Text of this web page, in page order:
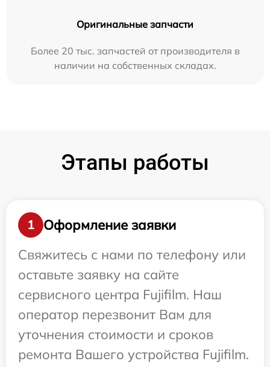
Оригинальные запчасти
Более 20 тыс. запчастей от производителя в
наличии на собственных складах.
Этапы работы
1
Оформление заявки
Свяжитесь с нами по телефону или
оставьте заявку на сайте
сервисного центра Fujifilm. Наш
оператор перезвонит Вам для
уточнения стоимости и сроков
ремонта Вашего устройства Fujifilm.